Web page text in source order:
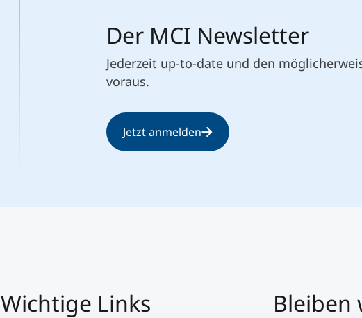
Der MCI Newsletter
Jederzeit up-to-date und den
voraus.
Jetzt anmelden
Wichtige Links Bleiben